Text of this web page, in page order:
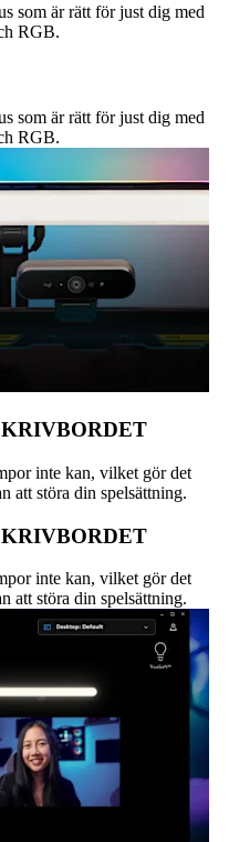
som är rätt för just dig med
RGB.
som är rätt för just dig med
RGB.
inte kan, vilket gör det
att störa din spelsättning.
inte kan, vilket gör det
att störa din spelsättning.